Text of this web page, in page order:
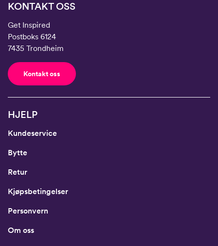
KONTAKT OSS
Get Inspired
Postboks 6124
7435 Trondheim
Kontakt oss
HJELP
Kundeservice
Bytte
Retur
Kjøpsbetingelser
Personvern
Om oss